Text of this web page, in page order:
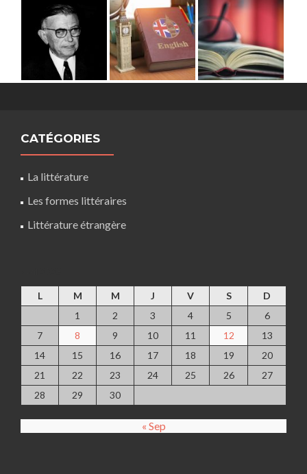
CATÉGORIES
La littérature
Les formes littéraires
Littérature étrangère
L M M J V S
D
1
2 3 4 5
6
7
8 9 10 11 12
13
14
15 16 17 18 19
20
21
22 23 24 25 26
27
28
29 30
« Sep